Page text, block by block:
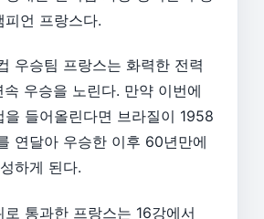
언 프랑스다.
우승팀 프랑스는 화력한 전력
우승을 노린다. 만약 이번에
을 들어올린다면 브라질이 1958
연달아 우승한 이후 60년만에
하게 된다.
로 통과한 프랑스는 16강에서